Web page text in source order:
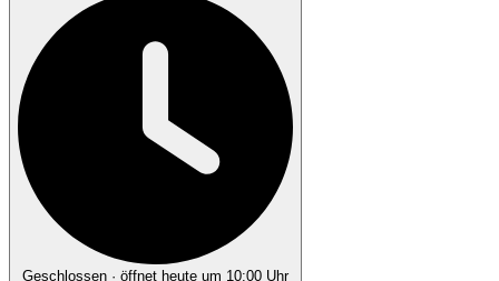
Geschlossen · öffnet heute um 10:00 Uhr